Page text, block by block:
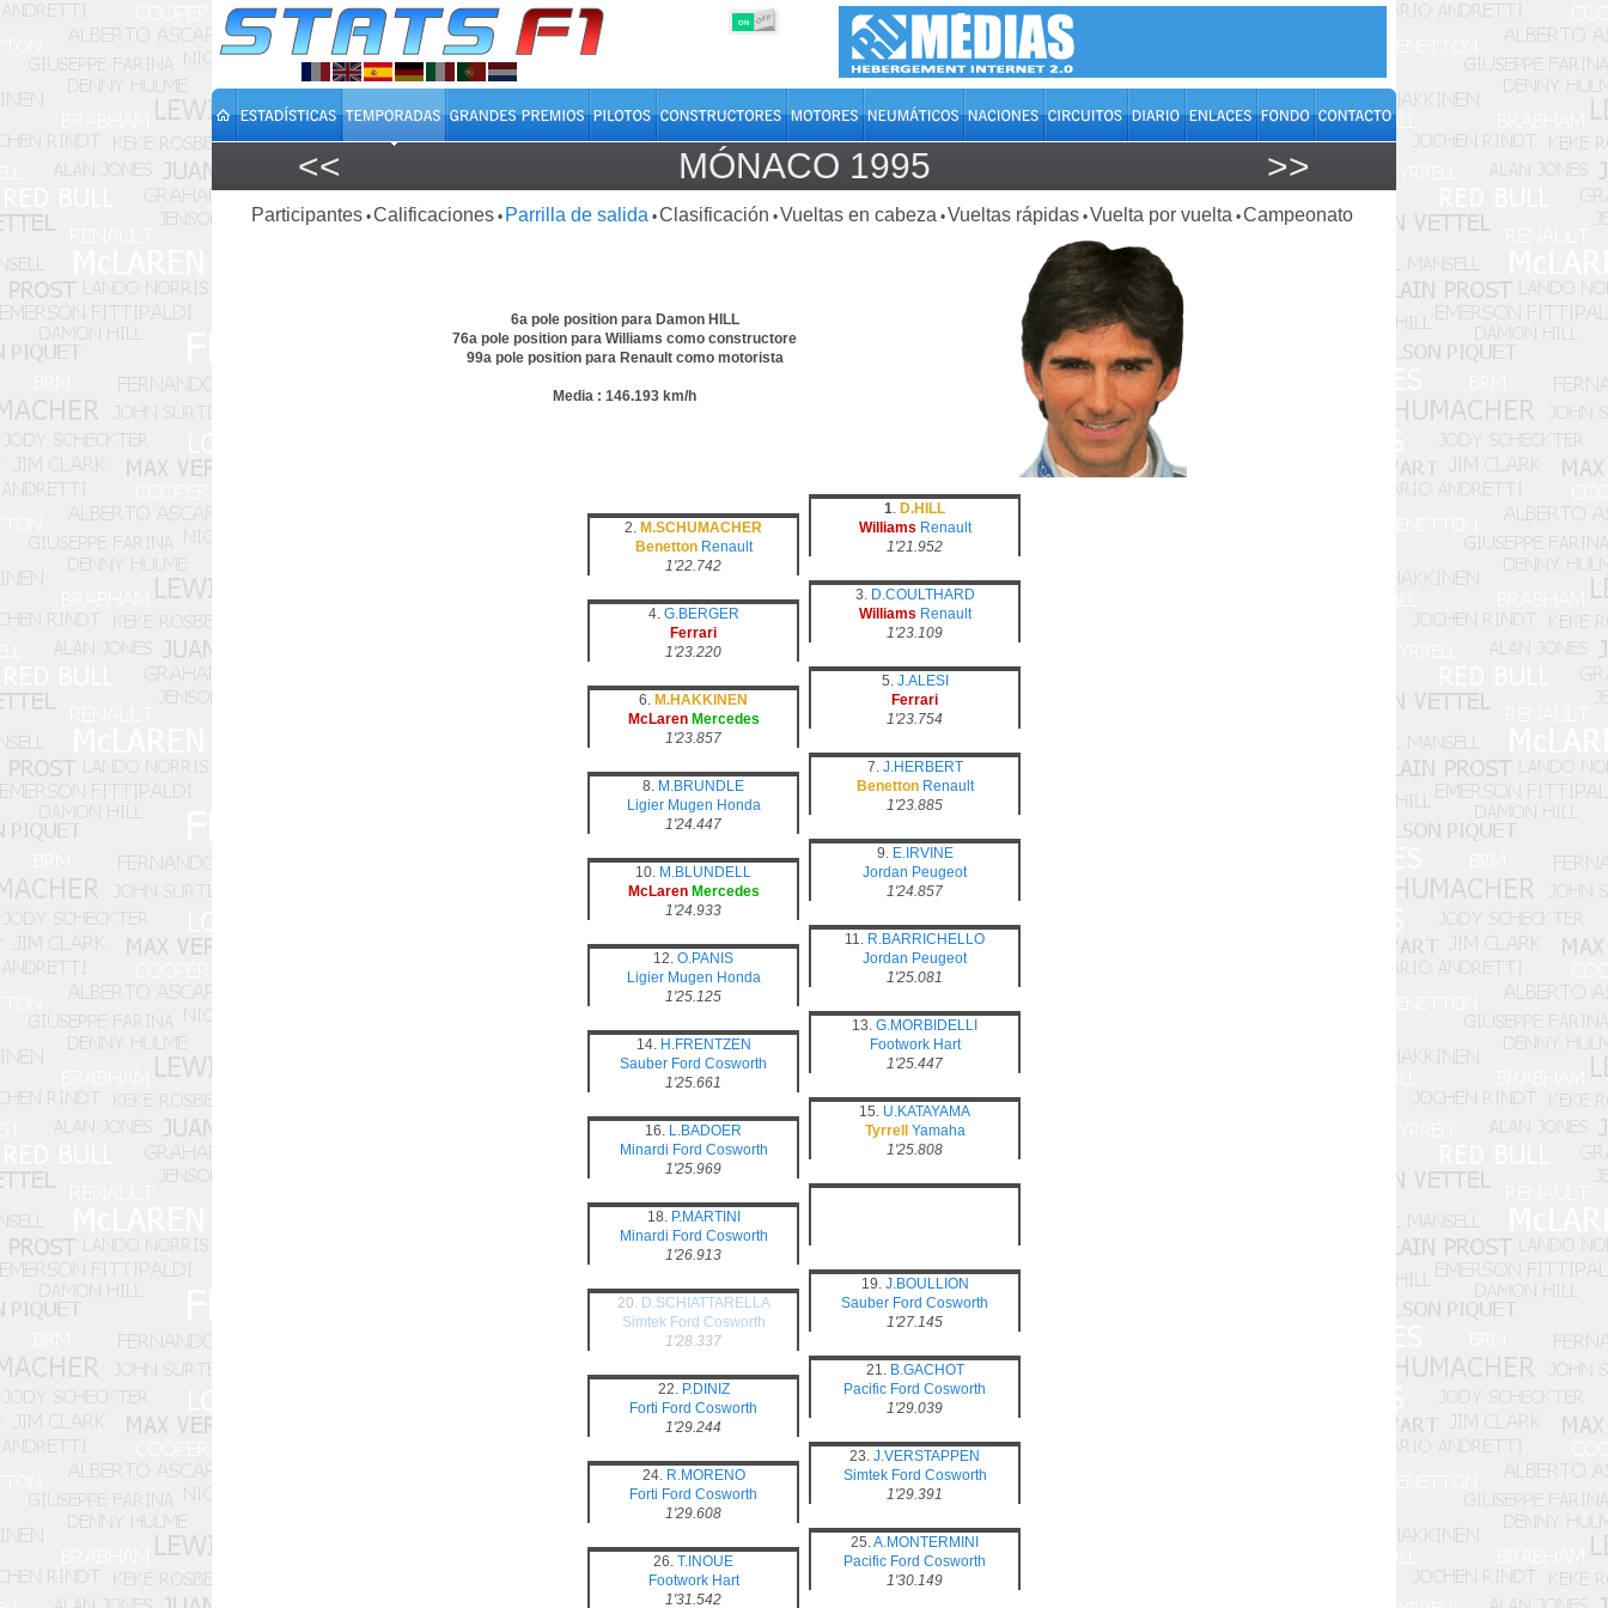
ON OFF
<< MÓNACO 1995 >>
Participantes •Calificaciones • Parrilla de salida •Clasificación •Vueltas en cabeza •Vueltas rápidas •Vuelta por vuelta •Campeonato
6a pole position para Damon HILL
76a pole position para Williams como constructore
99a pole position para Renault como motorista
Media : 146.193 km/h
2. M.SCHUMACHER
Benetton Renault
1'22.742
1. D.HILL
Williams Renault
1'21.952
4. G.BERGER
Ferrari
1'23.220
3. D.COULTHARD
Williams Renault
1'23.109
6. M.HAKKINEN
McLaren Mercedes
1'23.857
5. J.ALESI
Ferrari
1'23.754
8. M.BRUNDLE
Ligier Mugen Honda
1'24.447
7. J.HERBERT
Benetton Renault
1'23.885
10. M.BLUNDELL
McLaren Mercedes
1'24.933
9. E.IRVINE
Jordan Peugeot
1'24.857
12. O.PANIS
Ligier Mugen Honda
1'25.125
11. R.BARRICHELLO
Jordan Peugeot
1'25.081
14. H.FRENTZEN
Sauber Ford Cosworth
1'25.661
13. G.MORBIDELLI
Footwork Hart
1'25.447
16. L.BADOER
Minardi Ford Cosworth
1'25.969
15. U.KATAYAMA
Tyrrell
Yamaha
1'25.808
18. P.MARTINI
Minardi Ford Cosworth
1'26.913
20. D.SCHIATTARELLA
Simtek Ford Cosworth
1'28.337
19. J.BOULLION
Sauber Ford Cosworth
1'27.145
22. P.DINIZ
Forti Ford Cosworth
1'29.244
21. B.GACHOT
Pacific Ford Cosworth
1'29.039
24. R.MORENO
Forti Ford Cosworth
1'29.608
23. J.VERSTAPPEN
Simtek Ford Cosworth
1'29.391
26. T.INOUE
Footwork Hart
1'31.542
25.A.MONTERMINI
Pacific Ford Cosworth
1'30.149